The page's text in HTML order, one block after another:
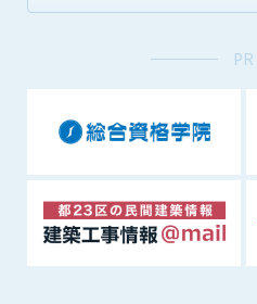
PR
する場合を除き、第三者に開示
(1) 会員が、自己の個人情報の開
(2) 個々の会員を特定できない統
(3) 第三者および管理者の権利、
に必要であると管理者が判断
(4) 法令等により開示を求められ
第10条（免責事項）